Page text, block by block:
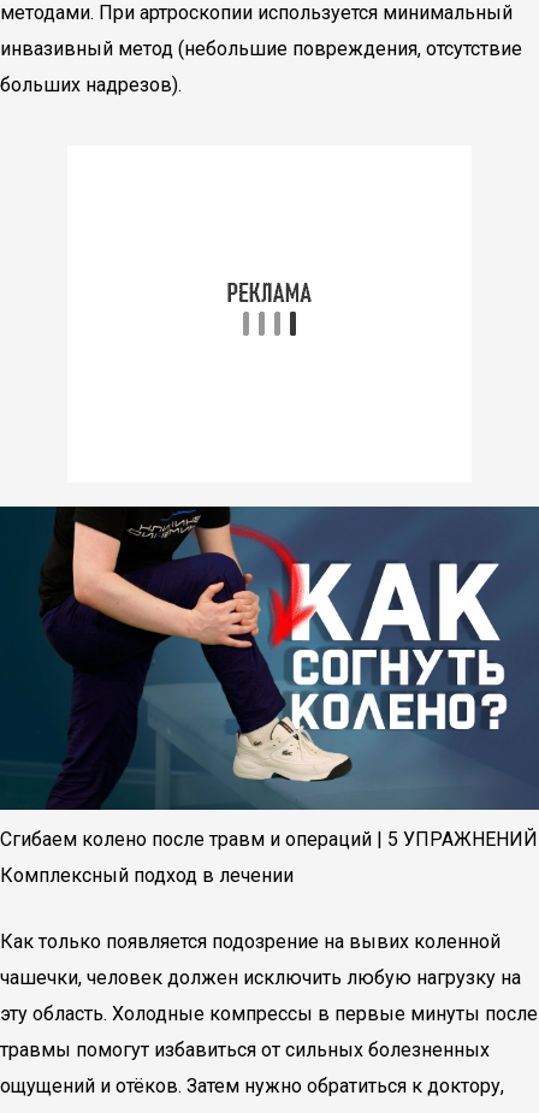
методами. При артроскопии используется минимальный
инвазивный метод (небольшие повреждения, отсутствие
больших надрезов).
Сгибаем колено после травм и операций | 5 УПРАЖНЕНИЙ
Комплексный подход в лечении
Как только появляется подозрение на вывих коленной
чашечки, человек должен исключить любую нагрузку на
эту область. Холодные компрессы в первые минуты после
травмы помогут избавиться от сильных болезненных
ощущений и отёков. Затем нужно обратиться к доктору,